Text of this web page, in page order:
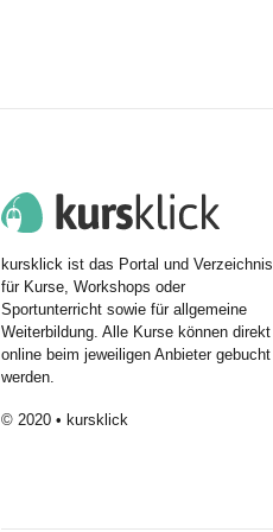
kursklick ist das Portal und Verzeichnis
für Kurse, Workshops oder
Sportunterricht sowie für allgemeine
Weiterbildung. Alle Kurse können direkt
online beim jeweiligen Anbieter gebucht
werden.
© 2020 • kursklick